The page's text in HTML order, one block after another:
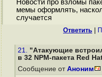
Новости про взломы
мемы оформлять,
случается
Ответить
21. "Атакующие
в 32 NPM-пакета Red
Сообщение от Аноним